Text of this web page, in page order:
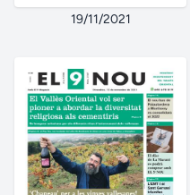
19/11/2021